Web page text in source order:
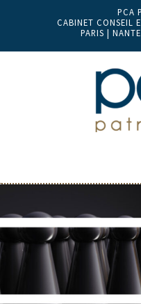
PCA
CABINET CONSEIL
PARIS |